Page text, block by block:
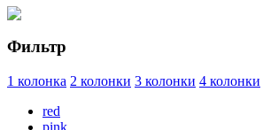
Фильтр
1 колонка 2 колонки 3 колонки 4 колонки
red
pink